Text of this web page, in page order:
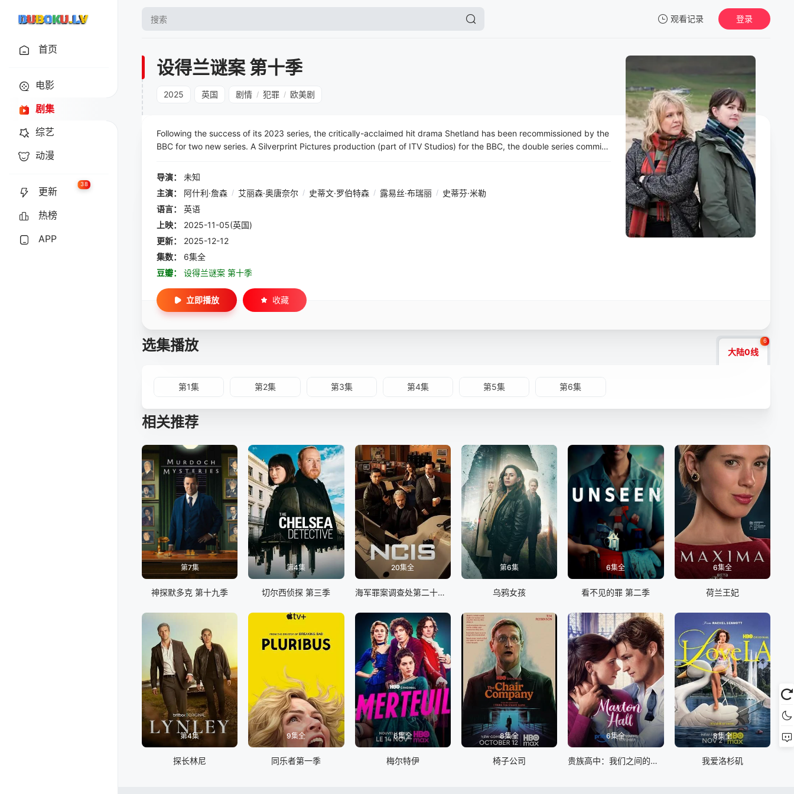
观看记录
暂无观看影片的记录
登录
首页
电影
剧集
综艺
动漫
更新
38
热榜
APP
设得兰谜案 第十季
2025 英国 剧情 / 犯罪 / 欧美剧
Following the success of its 2023 series, the critically-acclaimed hit drama Shetland has been recommissioned by the
BBC for two new series. A Silverprint Pictures production (part of ITV Studios) for the BBC, the double series commiss
导演：
未知
主演：
阿什利·詹森 / 艾丽森·奥唐奈尔 / 史蒂文·罗伯特森 / 露易丝·布瑞丽 / 史蒂芬·米勒
语言：
英语
上映：
2025-11-05(英国)
更新：
2025-12-12
集数：
6集全
豆瓣：
设得兰谜案 第十季
立即播放 收藏
选集播放 大陆0线
6
第1集 第2集 第3集 第4集 第5集 第6集
相关推荐
第7集
神探默多克 第十九季
第4集
切尔西侦探 第三季
20集全
海军罪案调查处第二十三季
第6集
乌鸦女孩
6集全
看不见的罪 第二季
6集全
荷兰王妃
第4集
探长林尼
9集全
同乐者第一季
6集全
梅尔特伊
8集全
椅子公司
6集全
贵族高中：我们之间的鸿沟第二季
8集全
我爱洛杉矶